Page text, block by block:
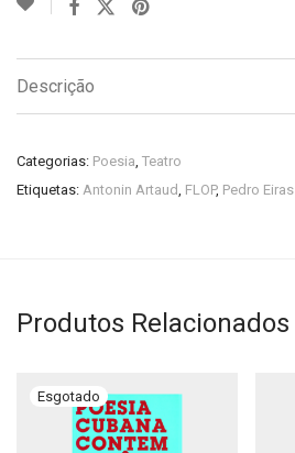
Descrição
Categorias: Poesia, Teatro
Etiquetas: Antonin Artaud, FLOP, Pedro Eiras
Produtos Relacionados